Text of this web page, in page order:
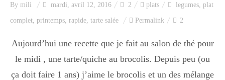
Catégories
Apéro
By mili mardi, avril 12, 2016 2 plats legumes, plat
complet, printemps, rapide, tarte salée Permalink 2
Aujourd’hui une recette que je fait au salon de thé pour
le midi , une tarte/quiche au brocolis. Depuis peu (ou
ça doit faire 1 ans) j’aime le brocolis et un des mélange